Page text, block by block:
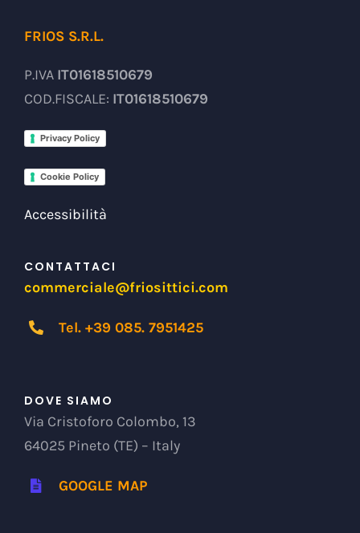
FRIOS S.R.L.
P.IVA IT01618510679
COD.FISCALE: IT01618510679
Privacy Policy
Cookie Policy
Accessibilità
CONTATTACI
commerciale@friosittici.com
Tel. +39 085. 7951425
DOVE SIAMO
Via Cristoforo Colombo, 13
64025 Pineto (TE) – Italy
GOOGLE MAP